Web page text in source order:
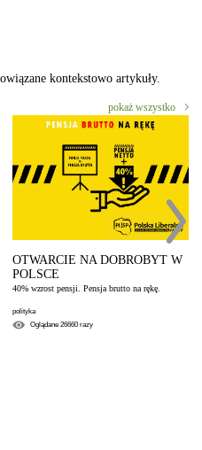
kontekstowo artykuły.
pokaż wszystko
OTWARCIE NA DOBROBYT W
POLSCE
40% wzrost pensji. Pensja brutto na rękę.
polityka
Oglądane 26660razy